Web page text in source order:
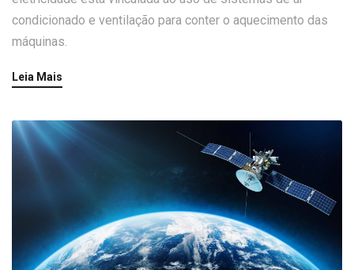
condicionado e ventilação para conter o aquecimento das
máquinas.
Leia Mais